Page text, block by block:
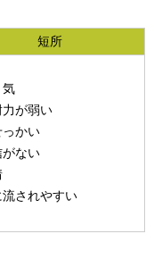
短所
気
力が弱い
っかい
がない
流されやすい